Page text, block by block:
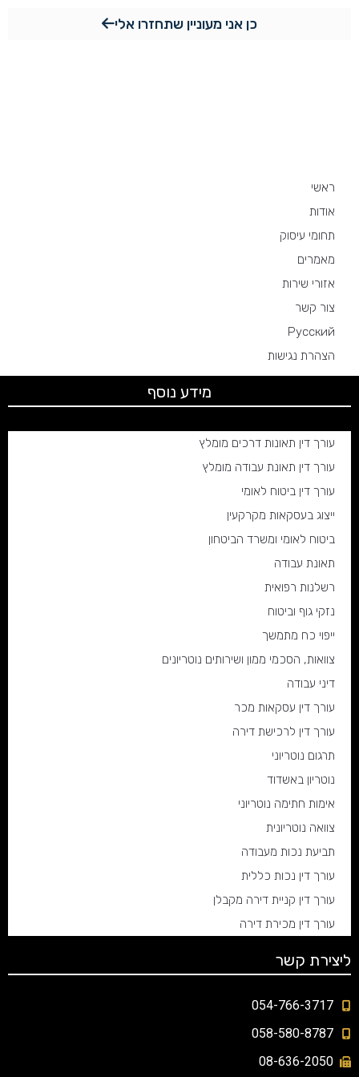
כן אני מעוניין שתחזרו אלי
ראשי
אודות
תחומי עיסוק
מאמרים
אזורי שירות
צור קשר
Русский
הצהרת נגישות
מידע נוסף
עורך דין תאונות דרכים מומלץ
עורך דין תאונת עבודה מומלץ
עורך דין ביטוח לאומי
ייצוג בעסקאות מקרקעין
ביטוח לאומי ומשרד הביטחון
תאונת עבודה
רשלנות רפואית
נזקי גוף וביטוח
ייפוי כח מתמשך
צוואות, הסכמי ממון ושירותים נוטריונים
דיני עבודה
עורך דין עסקאות מכר
עורך דין לרכישת דירה
תרגום נוטריוני
נוטריון באשדוד
אימות חתימה נוטריוני
צוואה נוטריונית
תביעת נכות מעבודה
עורך דין נכות כללית
עורך דין קניית דירה מקבלן
עורך דין מכירת דירה
ליצירת קשר
054-766-3717
058-580-8787
08-636-2050